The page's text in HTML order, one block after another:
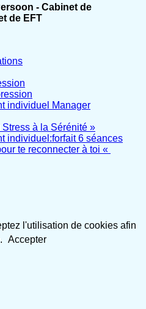
- Cabinet de
de EFT
individuel Manager
à la Sérénité »
individuel:forfait 6 séances
te reconnecter à toi «
l'utilisation de cookies afin
Accepter